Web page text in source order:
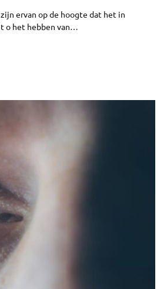
ervan op de hoogte dat het in
o het hebben van…